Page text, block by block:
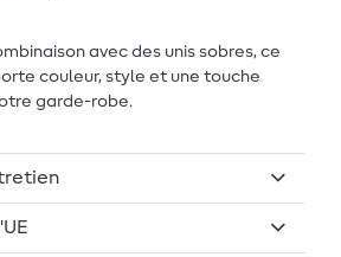
avec des unis sobres, ce
couleur, style et une touche
garde-robe.